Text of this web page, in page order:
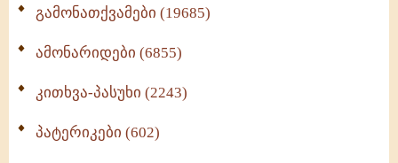
გამონათქვამები (19685)
ამონარიდები (6855)
კითხვა-პასუხი (2243)
პატერიკები (602)